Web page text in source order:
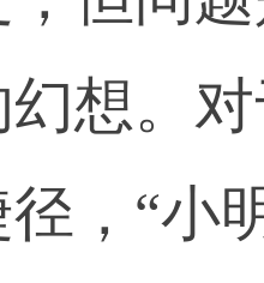
想。
，“小